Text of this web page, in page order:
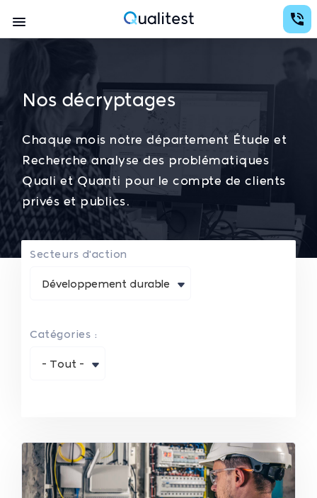
au
contenu
principal
Qualitest
Navigation
Nos décryptages
Chaque mois notre département Étude et
Recherche analyse des problématiques
Quali et Quanti pour le compte de clients
privés et publics.
Secteurs d'action
Développement durable
Catégories :
- Tout -